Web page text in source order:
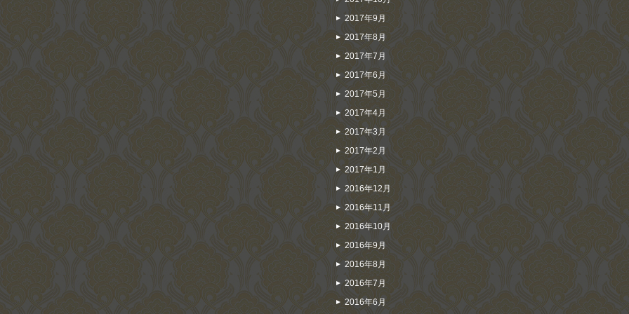
2017年9月
2017年8月
2017年7月
2017年6月
2017年5月
2017年4月
2017年3月
2017年2月
2017年1月
2016年12月
2016年11月
2016年10月
2016年9月
2016年8月
2016年7月
2016年6月